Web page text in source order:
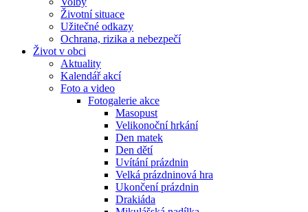
Životní situace
Užitečné odkazy
Ochrana, rizika a nebezpečí
Život v obci
Aktuality
Kalendář akcí
Foto a video
Fotogalerie akce
Masopust
Velikonoční hrkání
Den matek
Den dětí
Uvítání prázdnin
Velká prázdninová hra
Ukončení prázdnin
Drakiáda